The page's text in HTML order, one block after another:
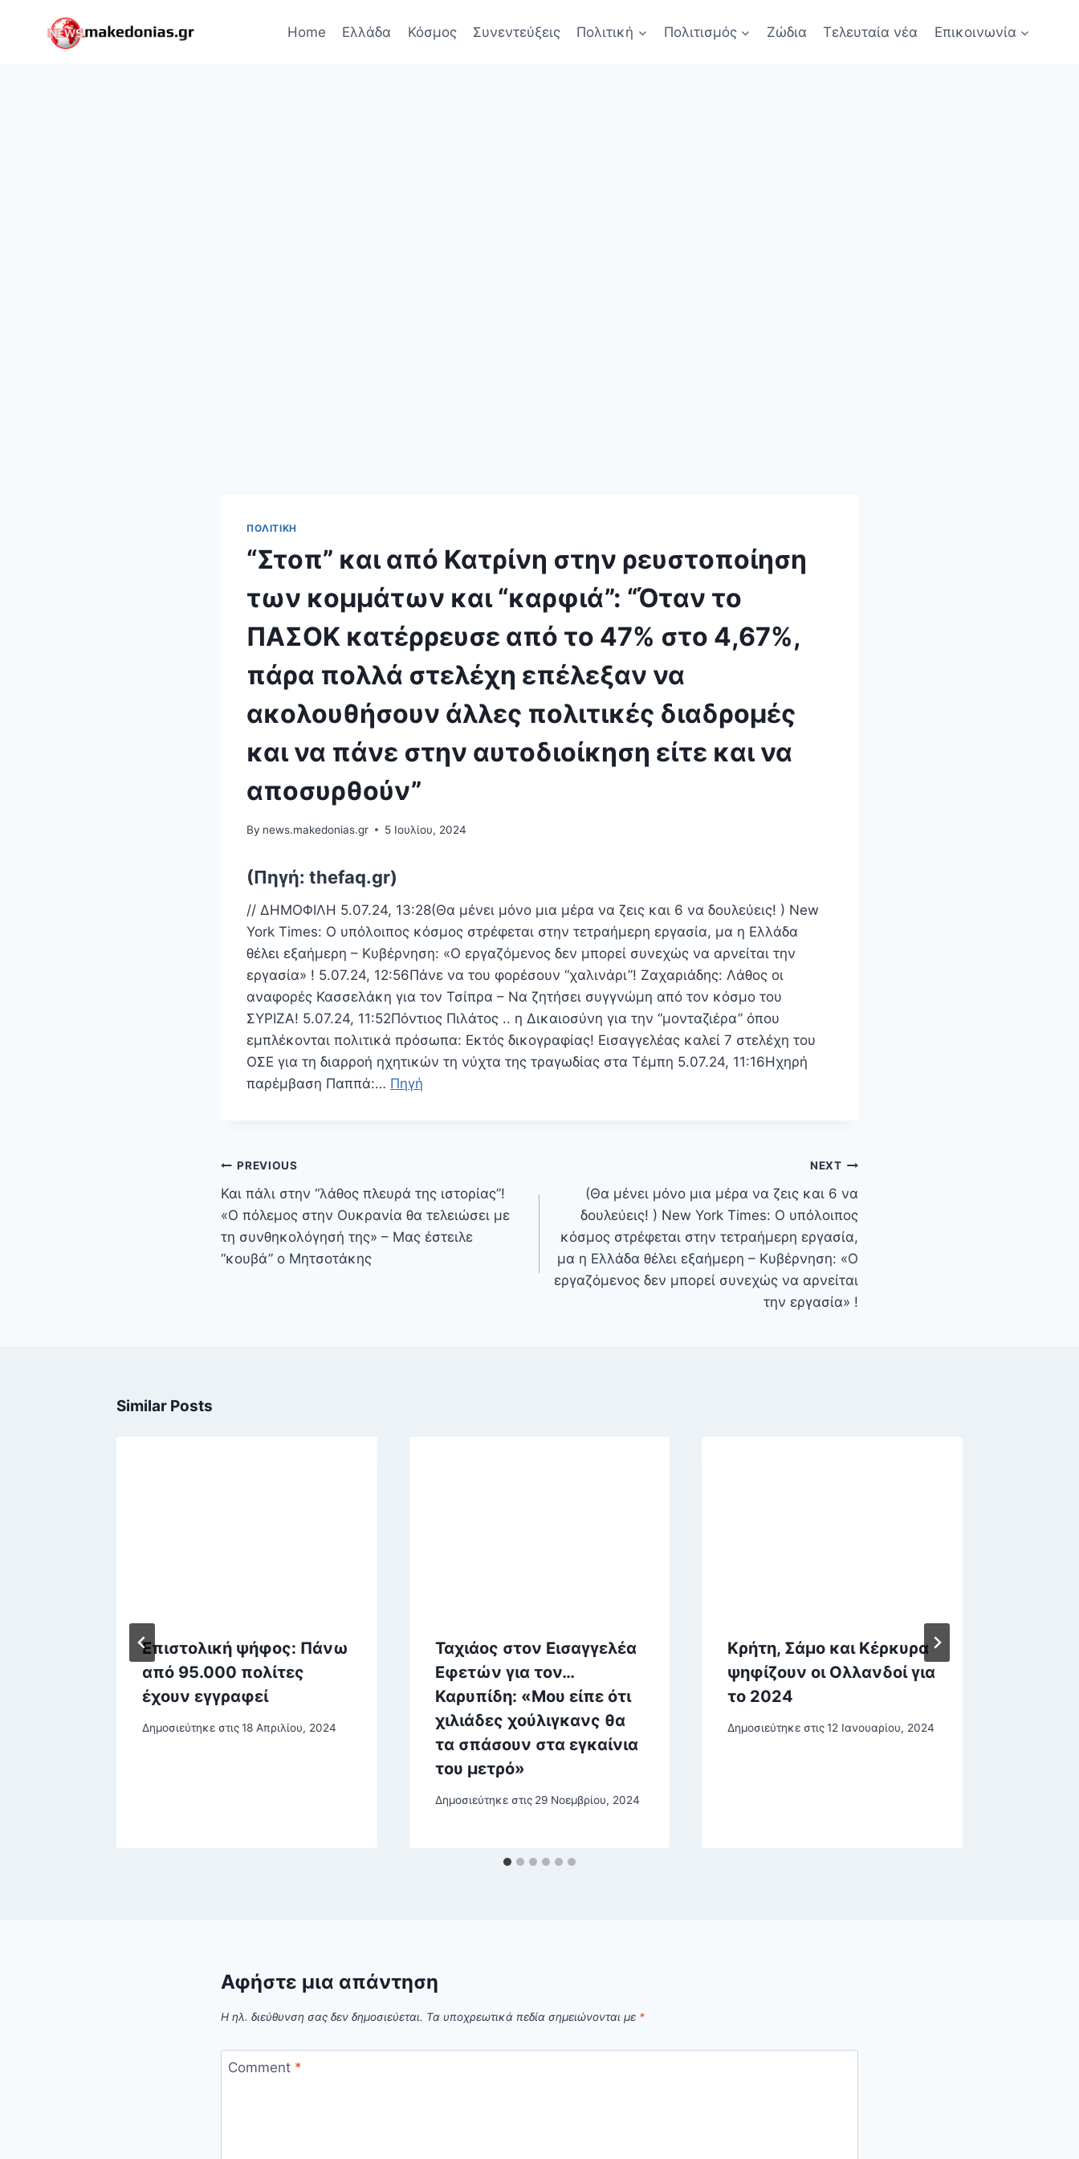
Home Ελλάδα Κόσμος Συνεντεύξεις Πολιτική Πολιτισμός Ζώδια Τελευταία νέα Επικοινωνία
ΠΟΛΙΤΙΚΉ
“Στοπ” και από Κατρίνη στην ρευστοποίηση
των κομμάτων και “καρφιά”: “Όταν το
ΠΑΣΟΚ κατέρρευσε από το 47% στο 4,67%,
πάρα πολλά στελέχη επέλεξαν να
ακολουθήσουν άλλες πολιτικές διαδρομές
και να πάνε στην αυτοδιοίκηση είτε και να
αποσυρθούν”
By news.makedonias.gr 5 Ιουλίου, 2024
(Πηγή: thefaq.gr)
// ΔΗΜΟΦΙΛΗ 5.07.24, 13:28(Θα μένει μόνο μια μέρα να ζεις και 6 να δουλεύεις! ) New
York Times: Ο υπόλοιπος κόσμος στρέφεται στην τετραήμερη εργασία, μα η Ελλάδα
θέλει εξαήμερη – Κυβέρνηση: «Ο εργαζόμενος δεν μπορεί συνεχώς να αρνείται την
εργασία» ! 5.07.24, 12:56Πάνε να του φορέσουν “χαλινάρι”! Ζαχαριάδης: Λάθος οι
αναφορές Κασσελάκη για τον Τσίπρα – Να ζητήσει συγγνώμη από τον κόσμο του
ΣΥΡΙΖΑ! 5.07.24, 11:52Πόντιος Πιλάτος .. η Δικαιοσύνη για την “μονταζιέρα” όπου
εμπλέκονται πολιτικά πρόσωπα: Εκτός δικογραφίας! Εισαγγελέας καλεί 7 στελέχη του
ΟΣΕ για τη διαρροή ηχητικών τη νύχτα της τραγωδίας στα Τέμπη 5.07.24, 11:16Ηχηρή
παρέμβαση Παππά:… Πηγή
Πλοήγηση
άρθρων
PREVIOUS
Και πάλι στην “λάθος πλευρά της ιστορίας”!
«Ο πόλεμος στην Ουκρανία θα τελειώσει με
τη συνθηκολόγησή της» – Μας έστειλε
“κουβά” ο Μητσοτάκης
NEXT
(Θα μένει μόνο μια μέρα να ζεις και 6 να
δουλεύεις! ) New York Times: Ο υπόλοιπος
κόσμος στρέφεται στην τετραήμερη εργασία,
μα η Ελλάδα θέλει εξαήμερη – Κυβέρνηση: «Ο
εργαζόμενος δεν μπορεί συνεχώς να αρνείται
την εργασία» !
Similar Posts
Επιστολική ψήφος: Πάνω
από 95.000 πολίτες
έχουν εγγραφεί
Δημοσιεύτηκε στις18 Απριλίου, 2024
Ταχιάος στον Εισαγγελέα
Εφετών για τον…
Καρυπίδη: «Μου είπε ότι
χιλιάδες χούλιγκανς θα
τα σπάσουν στα εγκαίνια
του μετρό»
Δημοσιεύτηκε στις 29 Νοεμβρίου, 2024
Κρήτη, Σάμο και Κέρκυρα
ψηφίζουν οι Ολλανδοί για
το 2024
Δημοσιεύτηκε στις 12 Ιανουαρίου, 2024
Αφήστε μια απάντηση
Η ηλ. διεύθυνση σας δεν δημοσιεύεται. Τα υποχρεωτικά πεδία σημειώνονται με *
Comment *